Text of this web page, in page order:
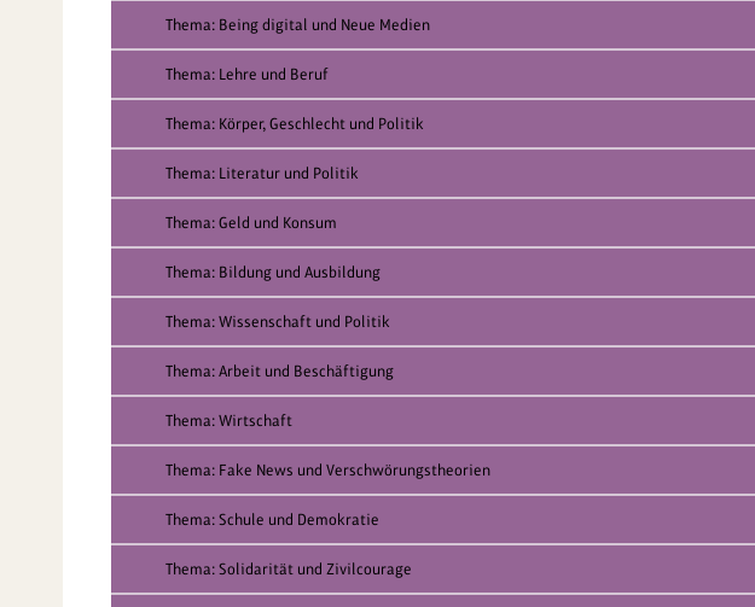
Thema: Being digital und Neue Medien
Thema: Lehre und Beruf
Thema: Körper, Geschlecht und Politik
Thema: Literatur und Politik
Thema: Geld und Konsum
Thema: Bildung und Ausbildung
Thema: Wissenschaft und Politik
Thema: Arbeit und Beschäftigung
Thema: Wirtschaft
Thema: Fake News und Verschwörungstheorien
Thema: Schule und Demokratie
Thema: Solidarität und Zivilcourage